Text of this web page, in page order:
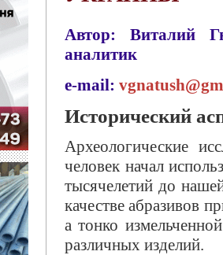
Автор: Виталий
аналитик
e-mail:
Исторический
Археологические
человек начал
тысячелетий до
качестве абразивов
а тонко
различных изделий.